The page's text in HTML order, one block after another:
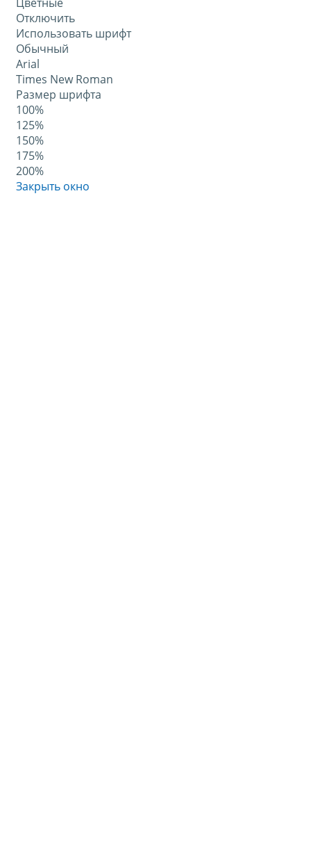
Отключить
Использовать шрифт
Обычный
Arial
Times New Roman
Размер шрифта
100%
125%
150%
175%
200%
Закрыть окно